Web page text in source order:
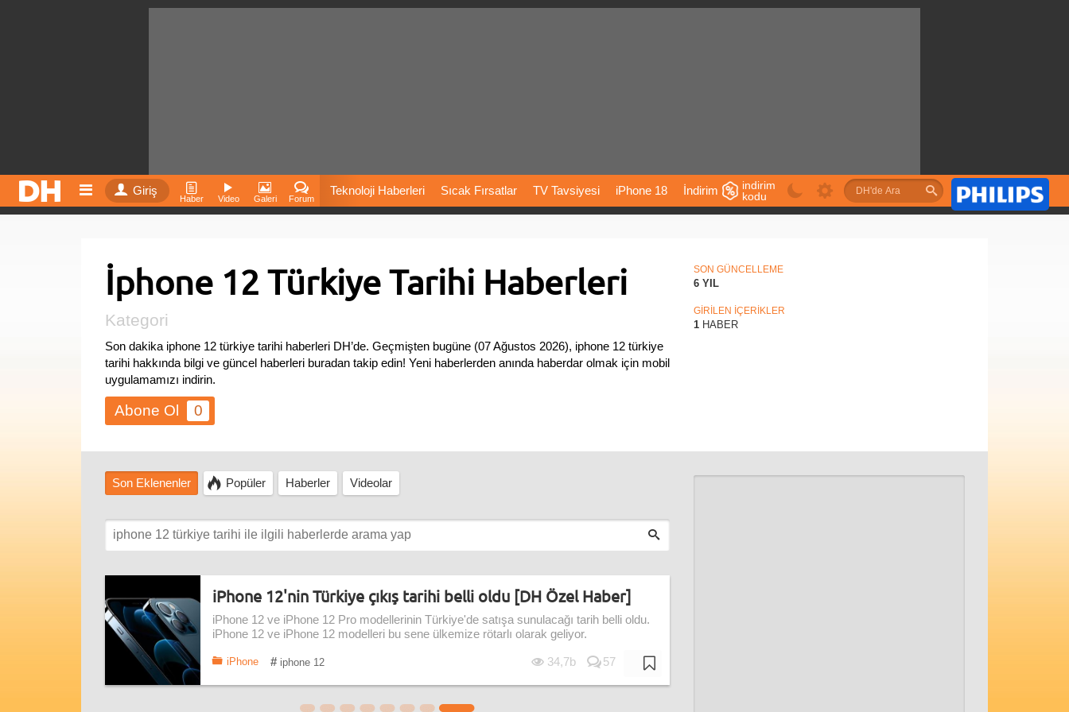
Giriş
Haber Video Galeri Forum
Teknoloji Haberleri Sıcak Fırsatlar TV Tavsiyesi iPhone 18 İndirim
Fiyatları Vizyondaki Filmler Bitcoin Önerileri Telefon Önerileri
indirim
kodu
İphone 12 Türkiye Tarihi Haberleri
Kategori
Son dakika iphone 12 türkiye tarihi haberleri DH’de. Geçmişten bugüne (07 Ağustos 2026), iphone 12 türkiye
tarihi hakkında bilgi ve güncel haberleri buradan takip edin! Yeni haberlerden anında haberdar olmak için mobil
uygulamamızı indirin.
0
SON GÜNCELLEME
6 YIL
GİRİLEN İÇERİKLER
1 HABER
Son Eklenenler Popüler Haberler Videolar
iPhone 12'nin Türkiye çıkış tarihi belli oldu [DH Özel Haber]
iPhone 12 ve iPhone 12 Pro modellerinin Türkiye'de satışa sunulacağı tarih belli oldu.
iPhone 12 ve iPhone 12 modelleri bu sene ülkemize rötarlı olarak geliyor.
iPhone # iphone 12 34,7b 57